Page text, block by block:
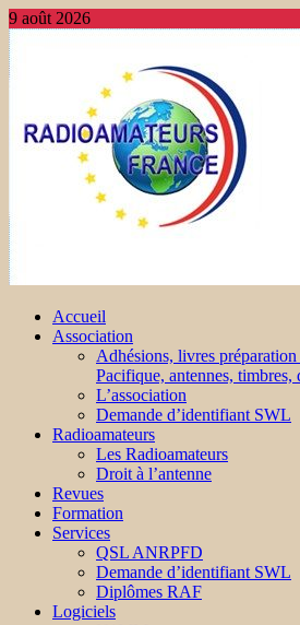
9 août 2026
Accueil
Association
Adhésions, livres
Pacifique, antennes, timbres,
L’association
Demande d’identifiant SWL
Radioamateurs
Les Radioamateurs
Droit à l’antenne
Revues
Formation
Services
QSL ANRPFD
Demande d’identifiant SWL
Diplômes RAF
Logiciels